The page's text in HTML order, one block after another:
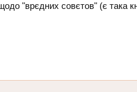
"врєдних совєтов" (є така